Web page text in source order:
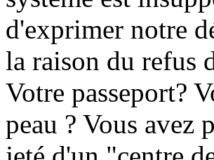
d'exprimer notre
la raison du refus
Votre passeport?
peau ? Vous avez